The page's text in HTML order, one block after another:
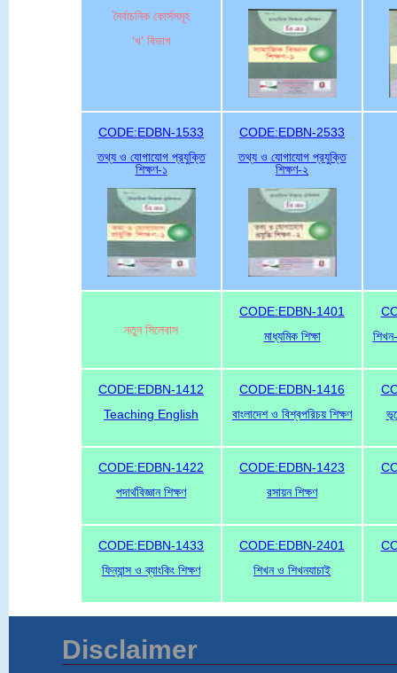
নৈর্বাচনিক কোর্সসমূহ
‘খ’ বিভাগ
CODE:EDBN-1533
তথ্য ও যোগাযোগ প্রযুক্তি
শিক্ষণ-১
CODE:EDBN-2533
তথ্য ও যোগাযোগ প্রযুক্তি
শিক্ষণ-২
নতুন সিলেবাস
CODE:EDBN-1401
মাধ্যমিক শিক্ষা
CODE:EDBN-1412
Teaching English
CODE:EDBN-1416
বাংলাদেশ ও বিশ্বপরিচয় শিক্ষণ
CODE:EDBN-1422
পদার্থবিজ্ঞান শিক্ষণ
CODE:EDBN-1423
রসায়ন শিক্ষণ
CODE:EDBN-1433
ফিন্যান্স ও ব্যাংকিং শিক্ষণ
CODE:EDBN-2401
শিখন ও শিখনযাচাই
Disclaimer